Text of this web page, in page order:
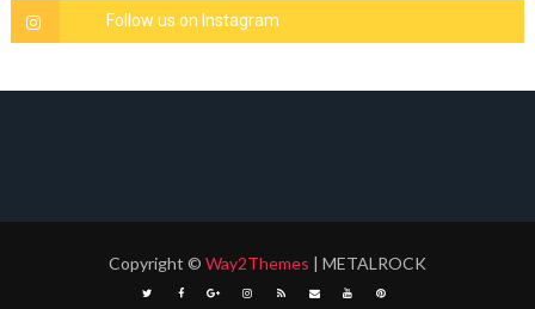
Copyright © Way2Themes | METALROCK